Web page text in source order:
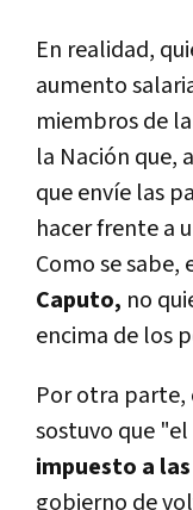
En realidad,
aumento
miembros de
la Nación que,
que envíe las
hacer frente a
Como se
Caputo, no
encima de los
Por otra
sostuvo que
impuesto a
gobierno de